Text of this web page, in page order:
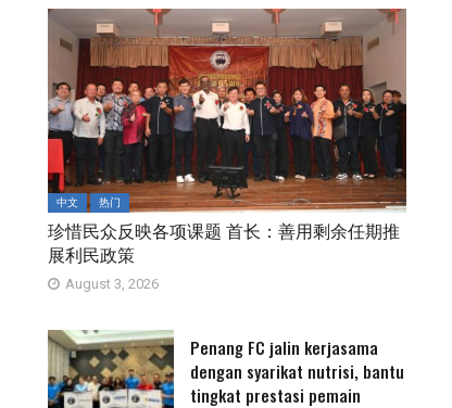
中文 热门
珍惜民众反映各项课题 首长：善用剩余任期推
展利民政策
August 3, 2026
Penang FC jalin kerjasama
dengan syarikat nutrisi, bantu
tingkat prestasi pemain